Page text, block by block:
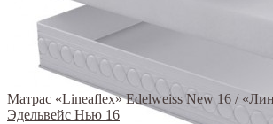
Матрас «Lineaflex» Edelweiss New 16 /
Эдельвейс Нью 16